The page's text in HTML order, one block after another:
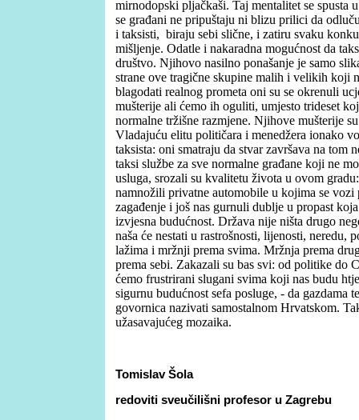
mirnodopski pljačkaši. Taj mentalitet se spusta
se građani ne pripuštaju ni blizu prilici da
i taksisti, biraju sebi slične, i zatiru svaku
mišljenje. Odatle i nakaradna mogućnost da
društvo. Njihovo nasilno ponašanje je samo
strane ove tragične skupine malih i velikih koji
blagodati realnog prometa oni su se okrenuli
mušterije ali ćemo ih oguliti, umjesto trideset
normalne tržišne razmjene. Njihove mušterije
Vladajuću elitu političara i menedžera ionako
taksista: oni smatraju da stvar završava na tom
taksi službe za sve normalne građane koji ne
usluga, srozali su kvalitetu života u ovom
namnožili privatne automobile u kojima se vozi
zagađenje i još nas gurnuli dublje u propast
izvjesna budućnost. Država nije ništa drugo
naša će nestati u rastrošnosti, lijenosti, neredu,
lažima i mržnji prema svima. Mržnja prema
prema sebi. Zakazali su bas svi: od politike do
ćemo frustrirani slugani svima koji nas budu
sigurnu budućnost sefa posluge, - da gazdama
govornica nazivati samostalnom Hrvatskom.
užasavajućeg mozaika.
Tomislav Šola
redoviti sveučilišni profesor u Zagrebu